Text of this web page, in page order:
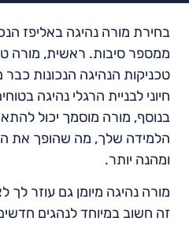
בחירת מורה נהיגה באליפז
ממספר סיבות. ראשית, מורה
טכניקות הנהיגה הנכונות
חיוני לבניית הרגלי נהיגה
בנוסף, מורה מוסמך יכול
הלמידה שלך, מה שהופך את
ומהנה יותר.
מורה נהיגה מיומן גם עוזר לך
זה חשוב במיוחד לנהגים